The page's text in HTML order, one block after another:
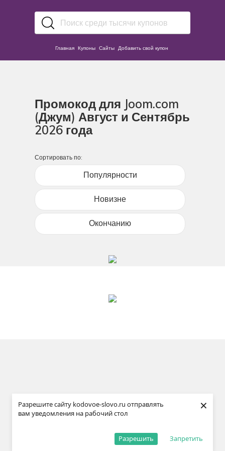
Разрешите сайту kodovoe-slovo.ru отправлять
вам уведомления на рабочий стол
Запретить
Разрешить
×
Главная Купоны Сайты Добавить свой купон
Промокод для Joom.com
(Джум) Август и Сентябрь
2026 года
Сортировать по:
Популярности
Новизне
Окончанию